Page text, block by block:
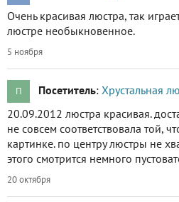
Очень красивая люстра, так
люстре необыкновенное.
5 ноября
П Посетитель: Хрустальная
20.09.2012 люстра красивая.
не совсем соответствовала той,
картинке. по центру люстры не
этого смотрится немного
20 октября